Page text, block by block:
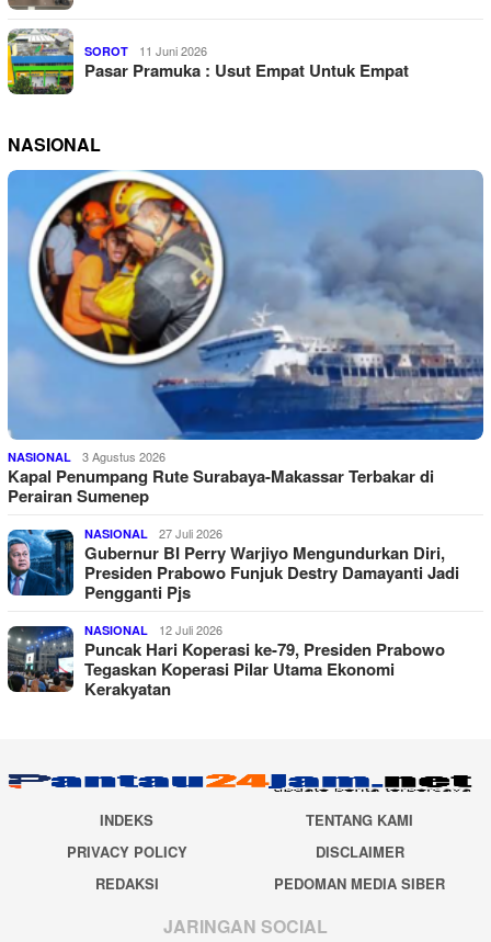
SOROT 11 Juni 2026
Pasar Pramuka : Usut Empat Untuk Empat
NASIONAL
NASIONAL 3 Agustus 2026
Kapal Penumpang Rute Surabaya-Makassar Terbakar di
Perairan Sumenep
NASIONAL 27 Juli 2026
Gubernur BI Perry Warjiyo Mengundurkan Diri,
Presiden Prabowo Funjuk Destry Damayanti Jadi
Pengganti Pjs
NASIONAL 12 Juli 2026
Puncak Hari Koperasi ke-79, Presiden Prabowo
Tegaskan Koperasi Pilar Utama Ekonomi
Kerakyatan
INDEKS
TENTANG KAMI
PRIVACY POLICY
DISCLAIMER
REDAKSI
PEDOMAN MEDIA SIBER
JARINGAN SOCIAL